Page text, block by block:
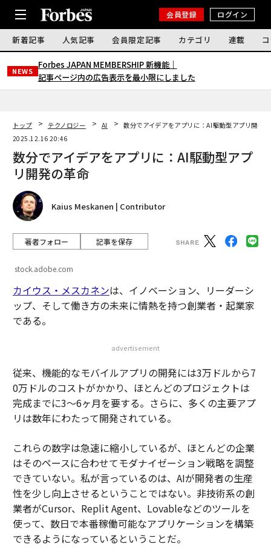
会員登録 ログイン
新着記事 人気記事 会員限定記事 カテゴリ 連載
NEWS
Forbes JAPAN MEMBERSHIP 新機能｜
記事ページ内の広告表示を最小限にしました
トップ テクノロジー AI
数分でアイデアをアプリに：AI駆動型アプリ開発
2025.12.16 20:46
数分でアイデアをアプリに：AI駆動型アプ
リ開発の革命
Kaius Meskanen | Contributor
著者フォロー 記事を保存
stock.adobe.com
カイウス・メスカネンは、イノベーション、リーダーシ
ップ、そして働き方の未来に情熱を持つ創業者・起業家
である。
advertisement
従来、機能的なモバイルアプリの開発には3万ドルから7
0万ドルのコストがかかり、ほとんどのプロジェクトは
完成までに3〜6ヶ月を要する。さらに、多くの主要アプ
リは数年にわたって開発されている。
これらの数字は急速に縮小しているが、ほとんどの企業
はそのペースに合わせてモダナイゼーション戦略を調整
できていない。私が言っているのは、AIが開発者の生産
性を少し向上させるということではない。非技術系の創
業者がCursor、Replit Agent、Lovableなどのツールを
使って、数日で本番稼働可能なアプリケーションを構築
できるようになっているということだ。